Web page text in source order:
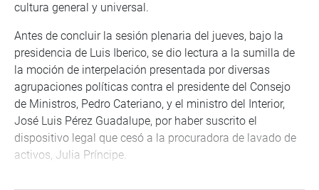
cultura general y universal.
Antes de concluir la sesión plenaria del jueves, bajo la
presidencia de Luis Iberico, se dio lectura a la sumilla de
la moción de interpelación presentada por diversas
agrupaciones políticas contra el presidente del Consejo
de Ministros, Pedro Cateriano, y el ministro del Interior,
José Luis Pérez Guadalupe, por haber suscrito el
dispositivo legal que cesó a la procuradora de lavado de
activos, Julia Príncipe.